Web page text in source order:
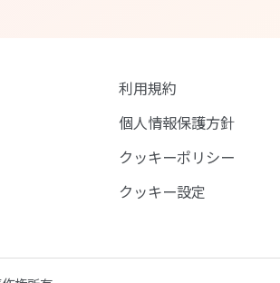
利用規約
個人情報保護方針
クッキーポリシー
クッキー設定